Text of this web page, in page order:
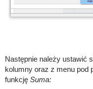
Następnie należy ustawić
kolumny oraz z menu
funkcję Suma: